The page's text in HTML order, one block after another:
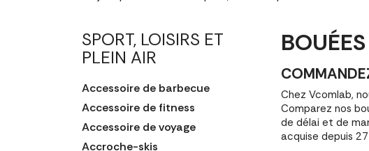
SPORT, LOISIRS ET
PLEIN AIR
Accessoire de barbecue
Accessoire de fitness
Accessoire de voyage
Accroche-skis
Chez Vcomlab,
Comparez nos
de délai et de
acquise depuis 27